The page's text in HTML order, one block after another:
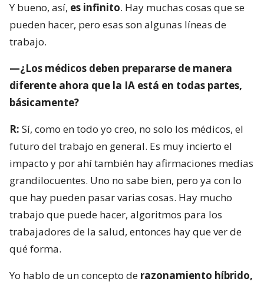
Y bueno, así, es infinito. Hay muchas cosas que se
pueden hacer, pero esas son algunas líneas de
trabajo.
—¿Los médicos deben prepararse de manera
diferente ahora que la IA está en todas partes,
básicamente?
R: Sí, como en todo yo creo, no solo los médicos, el
futuro del trabajo en general. Es muy incierto el
impacto y por ahí también hay afirmaciones medias
grandilocuentes. Uno no sabe bien, pero ya con lo
que hay pueden pasar varias cosas. Hay mucho
trabajo que puede hacer, algoritmos para los
trabajadores de la salud, entonces hay que ver de
qué forma.
Yo hablo de un concepto de razonamiento híbrido,